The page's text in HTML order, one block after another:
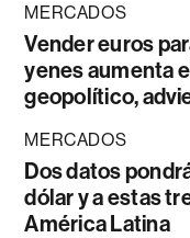
MERCADOS
Vender euros
yenes aumenta
geopolítico,
MERCADOS
Dos datos
dólar y a estas
América Latina